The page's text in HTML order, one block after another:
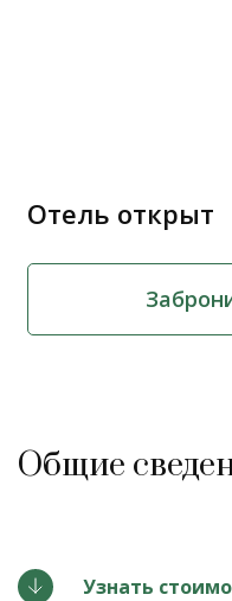
Общие
Узнать
Отель открыт